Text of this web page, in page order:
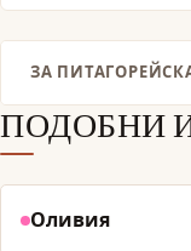
ЗА
ПОДОБНИ
Оливия